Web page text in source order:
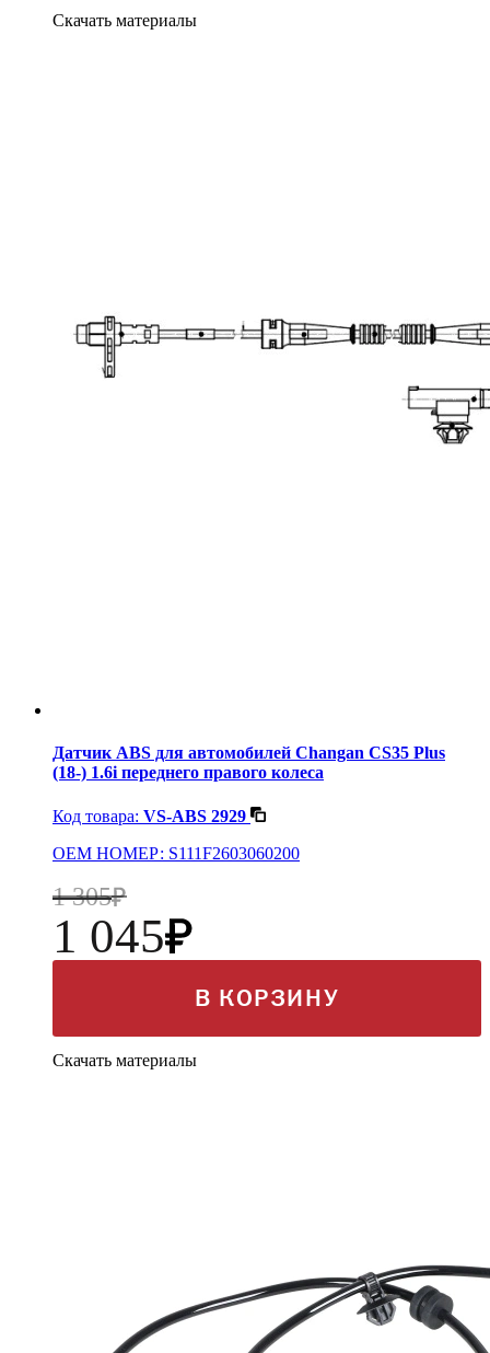
Скачать материалы
Датчик ABS для автомобилей Changan CS35 Plus
(18-) 1.6i переднего правого колеса
Код товара: VS-ABS 2929
OEM НОМЕР: S111F2603060200
1 305
1 045
В КОРЗИНУ
Скачать материалы